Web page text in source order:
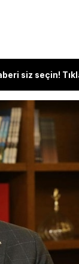
siz seçin!
Memioğlu,
dikkat çeken